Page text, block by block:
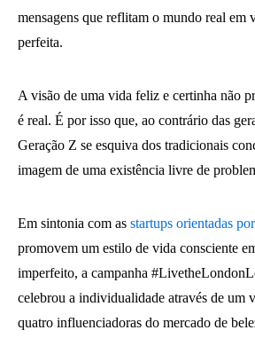
mensagens que reflitam o mundo real em
perfeita.
A visão de uma vida feliz e certinha não
é real. É por isso que, ao contrário das
Geração Z se esquiva dos tradicionais
imagem de uma existência livre de
Em sintonia com as startups orientadas
promovem um estilo de vida consciente
imperfeito, a campanha
celebrou a individualidade através de um
quatro influenciadoras do mercado de